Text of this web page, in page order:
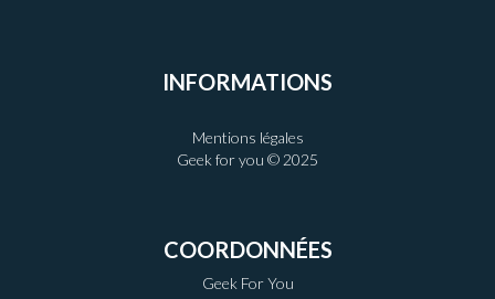
INFORMATIONS
Mentions légales
Geek for you © 2025
COORDONNÉES
Geek For You